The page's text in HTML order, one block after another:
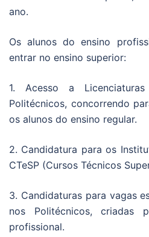
ano.
Os alunos do ensino
entrar no ensino superior:
1. Acesso a
Politécnicos, concorrendo
os alunos do ensino regular.
2. Candidatura para os
CTeSP (Cursos Técnicos
3. Candidaturas para vagas
nos Politécnicos, criadas
profissional.